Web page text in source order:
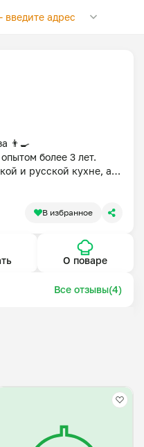
введите адрес
👨‍🍳
более 3 лет.
и русской кухне, а
ресторане —
еда.
радовать вас на
домашней едой — с
и вниманием к
семьи: сытно,
а страсть. Я
— с радостью
и приготовить блюда,
В избранное
О поваре
Все отзывы(4)